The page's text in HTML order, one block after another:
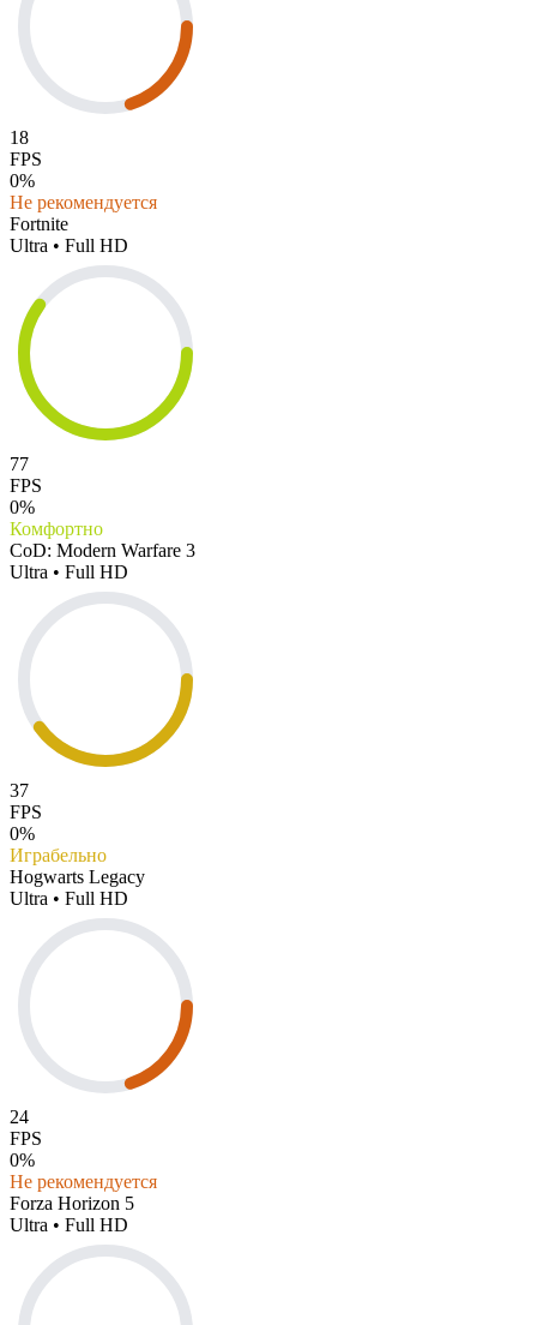
18
FPS
0%
Не рекомендуется
Fortnite
Ultra • Full HD
77
FPS
0%
Комфортно
CoD: Modern Warfare 3
Ultra • Full HD
37
FPS
0%
Играбельно
Hogwarts Legacy
Ultra • Full HD
24
FPS
0%
Не рекомендуется
Forza Horizon 5
Ultra • Full HD